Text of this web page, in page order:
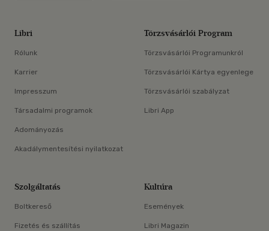
Libri
Rólunk
Karrier
Impresszum
Társadalmi programok
Adományozás
Akadálymentesítési nyilatkozat
Törzsvásárlói Program
Törzsvásárlói Programunkról
Törzsvásárlói Kártya egyenlege
Törzsvásárlói szabályzat
Libri App
Szolgáltatás
Boltkereső
Fizetés és szállítás
Kultúra
Események
Libri Magazin